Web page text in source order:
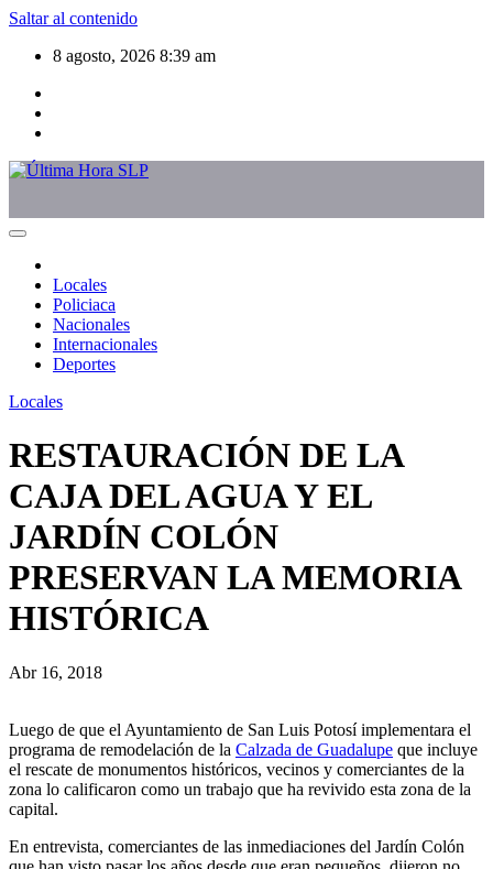
Saltar al contenido
8 agosto, 2026 8:39 am
Locales
Policiaca
Nacionales
Internacionales
Deportes
Locales
RESTAURACIÓN DE LA
CAJA DEL AGUA Y EL
JARDÍN COLÓN
PRESERVAN LA MEMORIA
HISTÓRICA
Abr 16, 2018
Luego de que el Ayuntamiento de San Luis Potosí implementara el
programa de remodelación de la Calzada de Guadalupe que incluye
el rescate de monumentos históricos, vecinos y comerciantes de la
zona lo calificaron como un trabajo que ha revivido esta zona de la
capital.
En entrevista, comerciantes de las inmediaciones del Jardín Colón